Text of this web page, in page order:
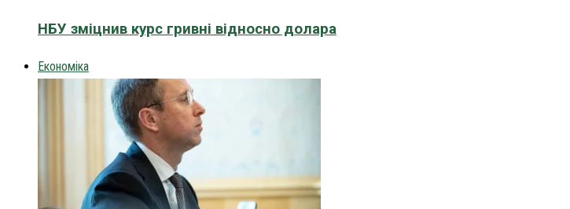
НБУ зміцнив курс гривні відносно долара
Економіка